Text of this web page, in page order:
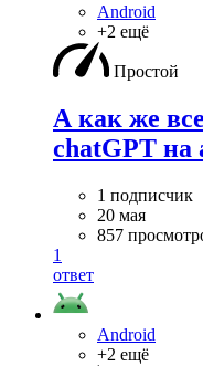
Android
+2 ещё
Простой
А как же
chatGPT на
1 подписчик
20 мая
857
1
ответ
Android
+2 ещё